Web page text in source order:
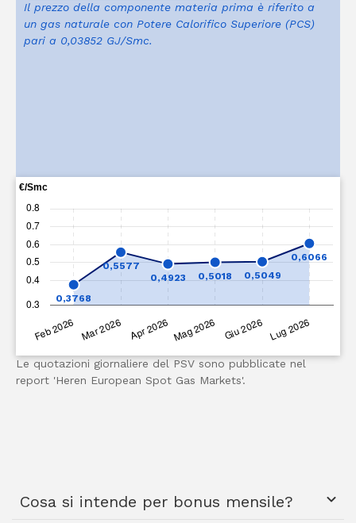
Il prezzo della componente materia prima è riferito a
un gas naturale con Potere Calorifico Superiore (PCS)
pari a 0,03852 GJ/Smc.
Le quotazioni giornaliere del PSV sono pubblicate nel
report 'Heren European Spot Gas Markets'.
Cosa si intende per bonus mensile?